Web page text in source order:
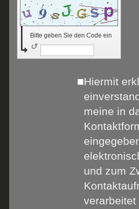
Bitte geben Sie den Code ein
↺
Hiermit
meine in
und zum
verarbeitet